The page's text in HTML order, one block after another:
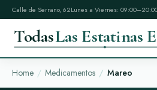
Calle de Serrano, 62Lunes a Viernes:
TodasLas Estatinas
Home Medicamentos Mareo